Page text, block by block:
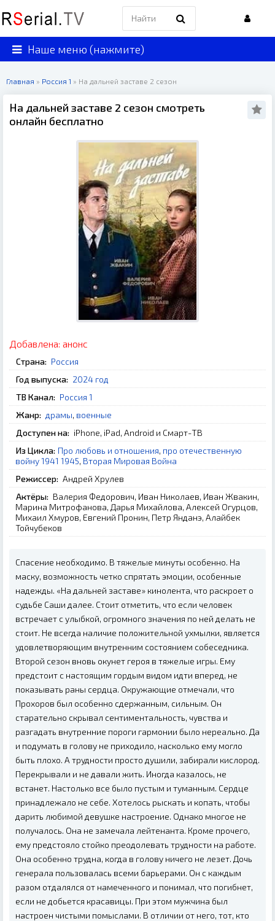
Наше меню (нажмите)
Главная » Россия 1 » На дальней заставе 2 сезон
На дальней заставе 2 сезон смотреть
онлайн бесплатно
Добавлена: анонс
Страна: Россия
Год выпуска: 2024 год
ТВ Канал: Россия 1
Жанр: драмы, военные
Доступен на: iPhone, iPad, Android и Смарт-ТВ
Из Цикла: Про любовь и отношения, про отечественную
войну 1941 1945, Вторая Мировая Война
Режиссер: Андрей Хрулев
Актёры: Валерия Федорович, Иван Николаев, Иван Жвакин,
Марина Митрофанова, Дарья Михайлова, Алексей Огурцов,
Михаил Хмуров, Евгений Пронин, Петр Янданэ, Алайбек
Тойчубеков
Спасение необходимо. В тяжелые минуты особенно. На
маску, возможность четко спрятать эмоции, особенные
надежды. «На дальней заставе» кинолента, что раскроет о
судьбе Саши далее. Стоит отметить, что если человек
встречает с улыбкой, огромного значения по ней делать не
стоит. Не всегда наличие положительной ухмылки, является
удовлетворяющим внутренним состоянием собеседника.
Второй сезон вновь окунет героя в тяжелые игры. Ему
предстоит с настоящим гордым видом идти вперед, не
показывать раны сердца. Окружающие отмечали, что
Прохоров был особенно сдержанным, сильным. Он
старательно скрывал сентиментальность, чувства и
разгадать внутренние пороги гармонии было нереально. Да
и подумать в голову не приходило, насколько ему могло
быть плохо. А трудности просто душили, забирали кислород.
Перекрывали и не давали жить. Иногда казалось, не
встанет. Настолько все было пустым и туманным. Сердце
принадлежало не себе. Хотелось рыскать и копать, чтобы
дарить любимой девушке настроение. Однако многое не
получалось. Она не замечала лейтенанта. Кроме прочего,
ему предстояло стойко преодолевать трудности на работе.
Она особенно трудна, когда в голову ничего не лезет. Дочь
генерала пользовалась всеми барьерами. Он с каждым
разом отдалялся от намеченного и понимал, что погибнет,
если не добьется красавицы. При этом мужчина был
настроен чистыми помыслами. В отличии от него, тот, кто